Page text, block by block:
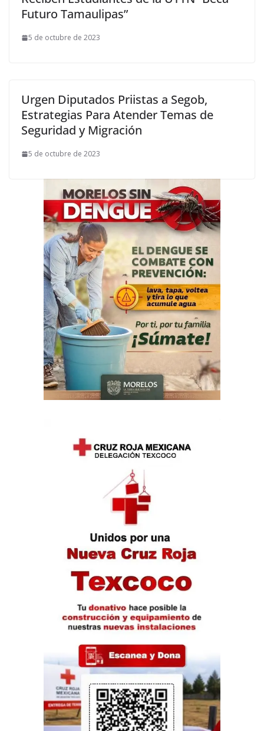
Futuro Tamaulipas”
5 de octubre de 2023
Urgen Diputados Priistas a Segob,
Estrategias Para Atender Temas de
Seguridad y Migración
5 de octubre de 2023